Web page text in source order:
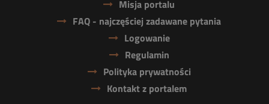
Misja portalu
FAQ - najczęściej zadawane pytania
Logowanie
Regulamin
Polityka prywatności
Kontakt z portalem